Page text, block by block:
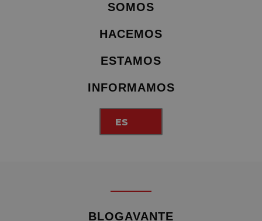
SOMOS
HACEMOS
ESTAMOS
INFORMAMOS
ES
BLOGAVANTE